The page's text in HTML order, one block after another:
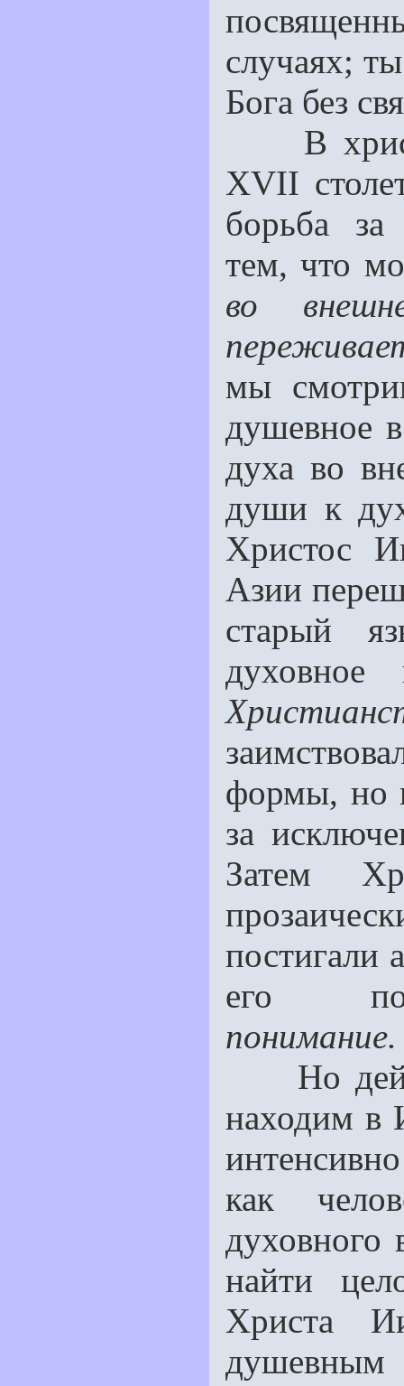
случаях;
Бога без
В
XVII
борьба за
тем, что
во
мы
душевное
духа во
души к
Христос
Азии
старый
формы, но
за
Затем
постигали
его
понимание.
Но
находим в
как
духовного
найти
Христа